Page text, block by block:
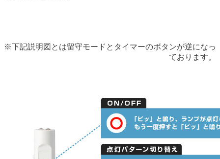
※下記説明図とは留守モードとタイマーのボタンが逆になっ
ております。